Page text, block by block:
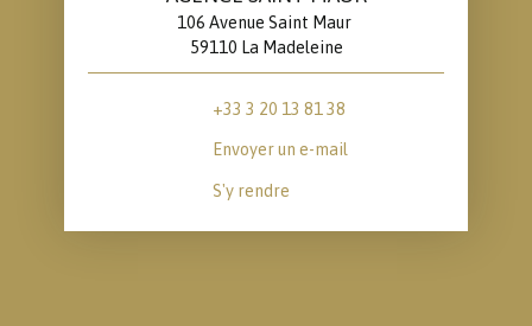
106 Avenue Saint Maur
59110 La Madeleine
+33 3 20 13 81 38
Envoyer un e-mail
S'y rendre